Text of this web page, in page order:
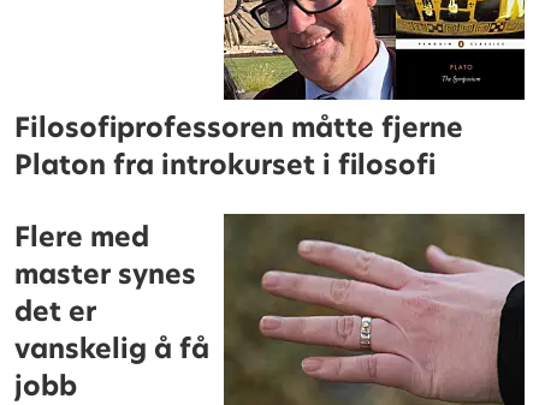
Filosofiprofessoren måtte fjerne
Platon fra introkurset i filosofi
Flere med
master synes
det er
vanskelig å få
jobb